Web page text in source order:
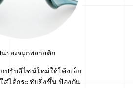
นรองจมูกพลาสติก
ปรับดีไซน์ใหม่ให้โค้งเล็ก
ส่ได้กระชับยิ่งขึ้น ป้องกัน